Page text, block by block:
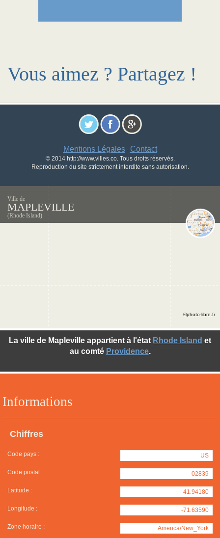
Vous aimez ? Partagez !
Mentions Légales- Contact
© 2014 http://www.villes.co. Tous droits réservés.
Reproduction du site strictement interdite sans autorisation.
Ville de
MAPLEVILLE
(Rhode Island)
Informations
Chiffres
Code pays : US
Code postal : 02839
Latitude : 41.94180
Longitude : -71.63590
Zone horaire : America/New_York
La ville de Mapleville appartient à l'état Rhode Island et
au comté Providence.
©photo-libre.fr